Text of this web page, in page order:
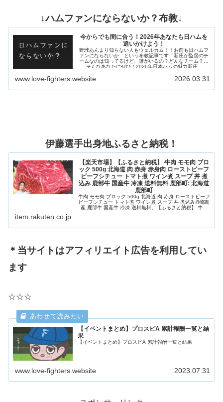
↓ハムファンにならないか？布教↓
今からでも間に合う！2026年あなたも日ハムを
追いかけよう！
野球あんまり知らない人もウェルカム！！お前も日ハムフ
ァンにならないか…という布教記事です「新庄が監督のチ
ームなのは知ってるけど、誰がいるの？どんなチーム？」
そんなあなたにぜひ！2026年日本ハムの魅力新庄...
www.love-fighters.website 2026.03.31
伊藤選手出身地ふるさと納税！
【楽天市場】【ふるさと納税】 牛肉 モモ肉 ブロ
ック 500g 北海道 肉 赤身 赤身肉 ローストビーフ
ビーフシチュー トマト煮 ワイン煮 スープ 丼 煮
込み 鹿部牛 国産牛 冷凍 送料無料 鹿部町: 北海道
鹿部町
牛肉 モモ肉 ブロック 500g 北海道 肉 赤身 ローストビーフ
ビーフシチュー トマト煮 ワイン煮 スープ 丼 煮込み鹿部町
産 鹿部牛 国産牛 冷凍 送料無料。【ふるさと納税】 牛肉
item.rakuten.co.jp
＊当サイトはアフィリエイト広告を利用してい
ます
☆☆☆
【イベントまとめ】プロスピA 累計報酬一覧と結
果
【イベントまとめ】プロスピA 累計報酬一覧と結果
www.love-fighters.website 2023.07.31